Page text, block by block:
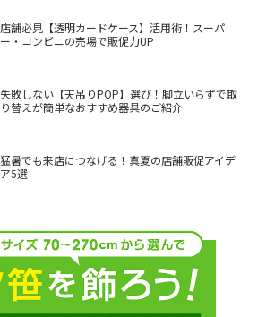
店舗必見【透明カードケース】活用術！スーパ
ー・コンビニの売場で販促力UP
失敗しない【天吊りPOP】選び！脚立いらずで取
り替えが簡単なおすすめ器具のご紹介
猛暑でも来店につなげる！真夏の店舗販促アイデ
ア5選